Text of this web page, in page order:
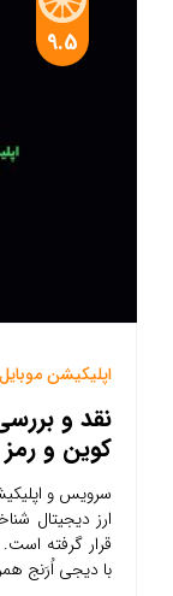
9.5
اپلیکیشن موبایل
نقد و
کوین و رمز
سرویس و
ارز دیجیتال
قرار گرفته
با دیجی اُرَنج